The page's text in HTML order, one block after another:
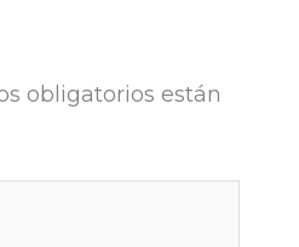
obligatorios están